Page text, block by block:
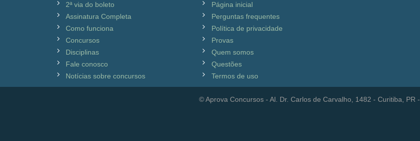
2ª via do boleto
Assinatura Completa
Como funciona
Concursos
Disciplinas
Fale conosco
Notícias sobre concursos
Página inicial
Perguntas frequentes
Política de privacidade
Provas
Quem somos
Questões
Termos de uso
© Aprova Concursos - Al. Dr. Carlos de Carvalho, 1482 - Curitiba, PR -